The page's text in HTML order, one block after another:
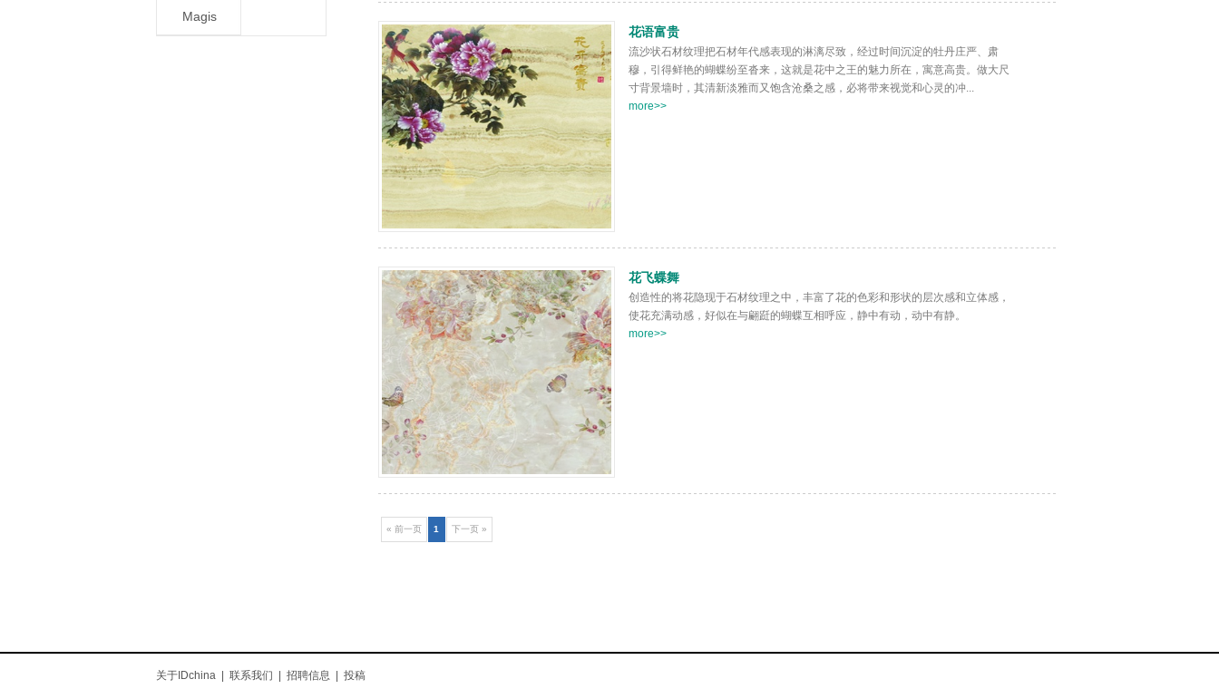
Magis
花语富贵
流沙状石材纹理把石材年代感表现的淋漓尽致，经过时间沉淀的牡丹庄严、肃
穆，引得鲜艳的蝴蝶纷至沓来，这就是花中之王的魅力所在，寓意高贵。做大尺
寸背景墙时，其清新淡雅而又饱含沧桑之感，必将带来视觉和心灵的冲...
more>>
花飞蝶舞
创造性的将花隐现于石材纹理之中，丰富了花的色彩和形状的层次感和立体感，
使花充满动感，好似在与翩跹的蝴蝶互相呼应，静中有动，动中有静。
more>>
« 前一页 1 下一页 »
关于IDchina | 联系我们 | 招聘信息 | 投稿